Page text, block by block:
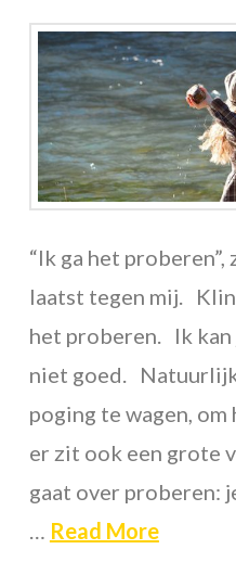
“Ik ga het
laatst tegen mij.
het proberen. Ik kan
niet goed.
poging te wagen,
er zit ook een grote
gaat over proberen:
… Read More